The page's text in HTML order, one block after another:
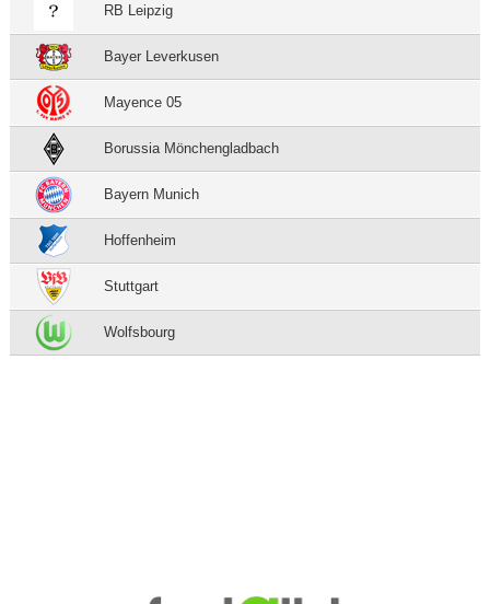
RB Leipzig
Bayer Leverkusen
Mayence 05
Borussia Mönchengladbach
Bayern Munich
Hoffenheim
Stuttgart
Wolfsbourg